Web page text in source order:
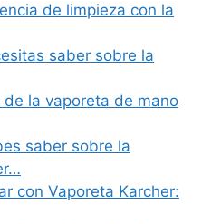
de limpieza con la
saber sobre la
de la vaporeta de mano
saber sobre la
con Vaporeta Karcher: